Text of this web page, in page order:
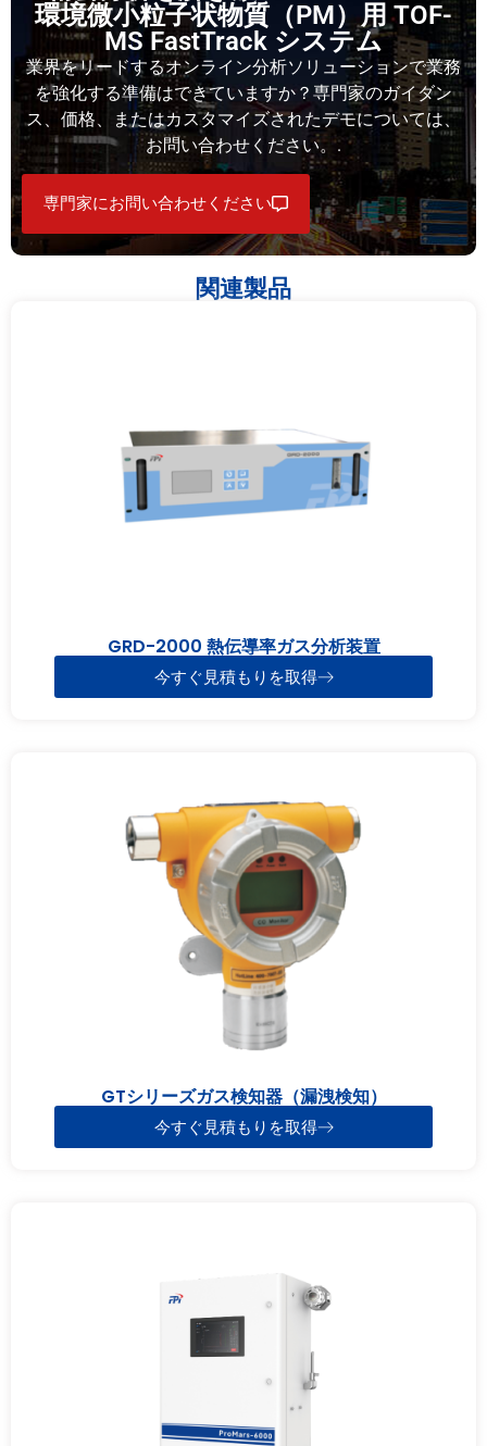
環境微小粒子状物質（PM）用 TOF-
MS FastTrack システム
業界をリードするオンライン分析ソリューションで業務
を強化する準備はできていますか？専門家のガイダン
ス、価格、またはカスタマイズされたデモについては、
お問い合わせください。.
専門家にお問い合わせください
関連製品
GRD-2000 熱伝導率ガス分析装置
今すぐ見積もりを取得
GTシリーズガス検知器（漏洩検知）
今すぐ見積もりを取得